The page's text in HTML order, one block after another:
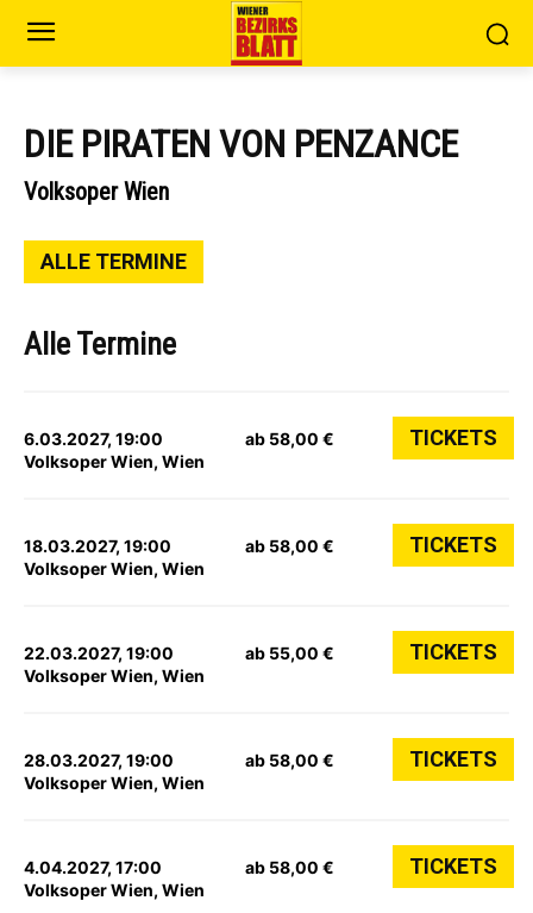
DIE PIRATEN VON PENZANCE
Volksoper Wien
ALLE TERMINE
Alle Termine
6.03.2027, 19:00
Volksoper Wien, Wien
ab 58,00 € TICKETS
18.03.2027, 19:00
Volksoper Wien, Wien
ab 58,00 € TICKETS
22.03.2027, 19:00
Volksoper Wien, Wien
ab 55,00 € TICKETS
28.03.2027, 19:00
Volksoper Wien, Wien
ab 58,00 € TICKETS
4.04.2027, 17:00
Volksoper Wien, Wien
ab 58,00 € TICKETS